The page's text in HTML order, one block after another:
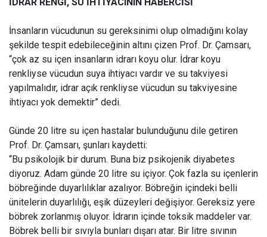
İnsanların vücudunun su gereksinimi olup olmadığını kolay
şekilde tespit edebileceğinin altını çizen Prof. Dr. Çamsarı,
“çok az su içen insanların idrarı koyu olur. İdrar koyu
renkliyse vücudun suya ihtiyacı vardır ve su takviyesi
yapılmalıdır, idrar açık renkliyse vücudun su takviyesine
ihtiyacı yok demektir” dedi.
Günde 20 litre su içen hastalar bulunduğunu dile getiren
Prof. Dr. Çamsarı, şunları kaydetti:
“Bu psikolojik bir durum. Buna biz psikojenik diyabetes
diyoruz. Adam günde 20 litre su içiyor. Çok fazla su içenlerin
böbreğinde duyarlılıklar azalıyor. Böbreğin içindeki belli
ünitelerin duyarlılığı, eşik düzeyleri değişiyor. Gereksiz yere
böbrek zorlanmış oluyor. İdrarın içinde toksik maddeler var.
Böbrek belli bir sıvıyla bunları dışarı atar. Bir litre sıvının